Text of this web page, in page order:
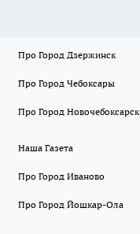
Про Город Дзержинск
Про Город Чебоксары
Про Город Новочебоксарск
Наша Газета
Про Город Иваново
Про Город Йошкар-Ола